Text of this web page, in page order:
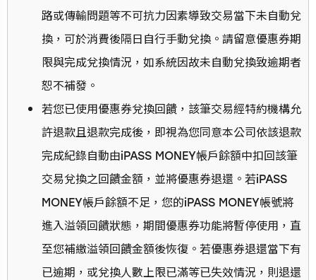
路或傳輸問題等不可抗力因素導致交易當下未自動兌
換，可於消費後隔日自行手動兌換。請留意優惠券期
限與完成兌換情況，如系統因故未自動兌換致逾期者
恕不補發。
若您已使用優惠券兌換回饋，該筆交易經特約機構允
許退款且退款完成後，即視為您同意本公司依該退款
完成紀錄自動由iPASS MONEY帳戶餘額中扣回該筆
交易兌換之回饋金額，並將優惠券退還。若iPASS
MONEY帳戶餘額不足，您的iPASS MONEY帳號將
進入溢領回饋狀態，期間優惠券功能將暫停使用，直
至您補繳溢領回饋金額後恢復。若優惠券退還當下有
已逾期，或兌換人數上限已滿等已失效情況，則退還